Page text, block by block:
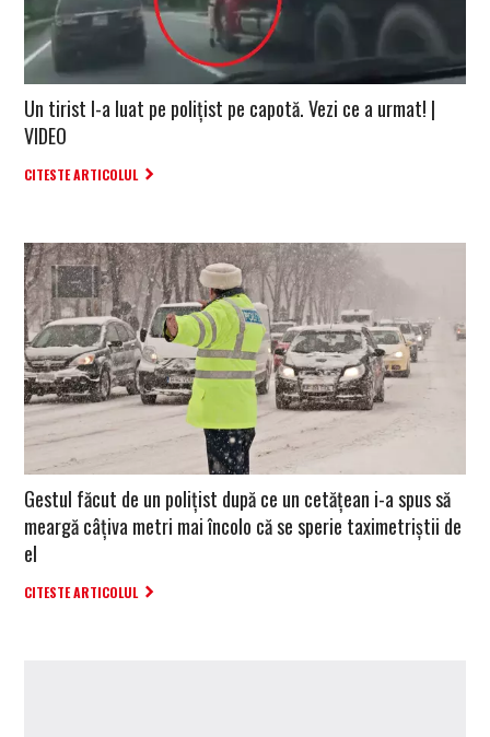
Un tirist l-a luat pe polițist pe capotă. Vezi ce a urmat! |
VIDEO
CITESTE ARTICOLUL
Gestul făcut de un polițist după ce un cetățean i-a spus să
meargă câțiva metri mai încolo că se sperie taximetriștii de
el
CITESTE ARTICOLUL